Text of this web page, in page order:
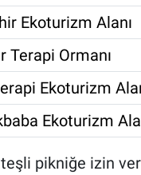
Ekoturizm Alanı
Terapi Ormanı
Ekoturizm
Ekoturizm
pikniğe izin